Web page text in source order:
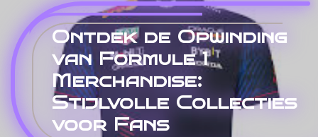
Ontdek de Opwinding
van Formule 1
Merchandise:
Stijlvolle Collecties
voor Fans